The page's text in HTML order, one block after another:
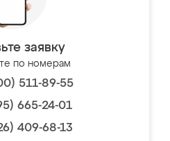
заявку
по номерам
511-89-55
665-24-01
409-68-13